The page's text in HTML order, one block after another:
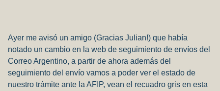
Ayer me avisó un amigo (Gracias Julian!) que había
notado un cambio en la web de seguimiento de envíos del
Correo Argentino, a partir de ahora además del
seguimiento del envío vamos a poder ver el estado de
nuestro trámite ante la AFIP, vean el recuadro gris en esta